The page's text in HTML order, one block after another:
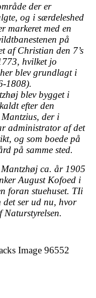
der er
og i særdeleshed
markeret med en
på
af Christian den 7’s
hvilket jo
blev grundlagt i
1808).
blev bygget i
efter den
der i
administrator af det
og som boede på
på samme sted.
Mantzhøj ca. år 1905
August Kofoed i
foran stuehuset. TIi
det ser ud nu, hvor
Naturstyrelsen.